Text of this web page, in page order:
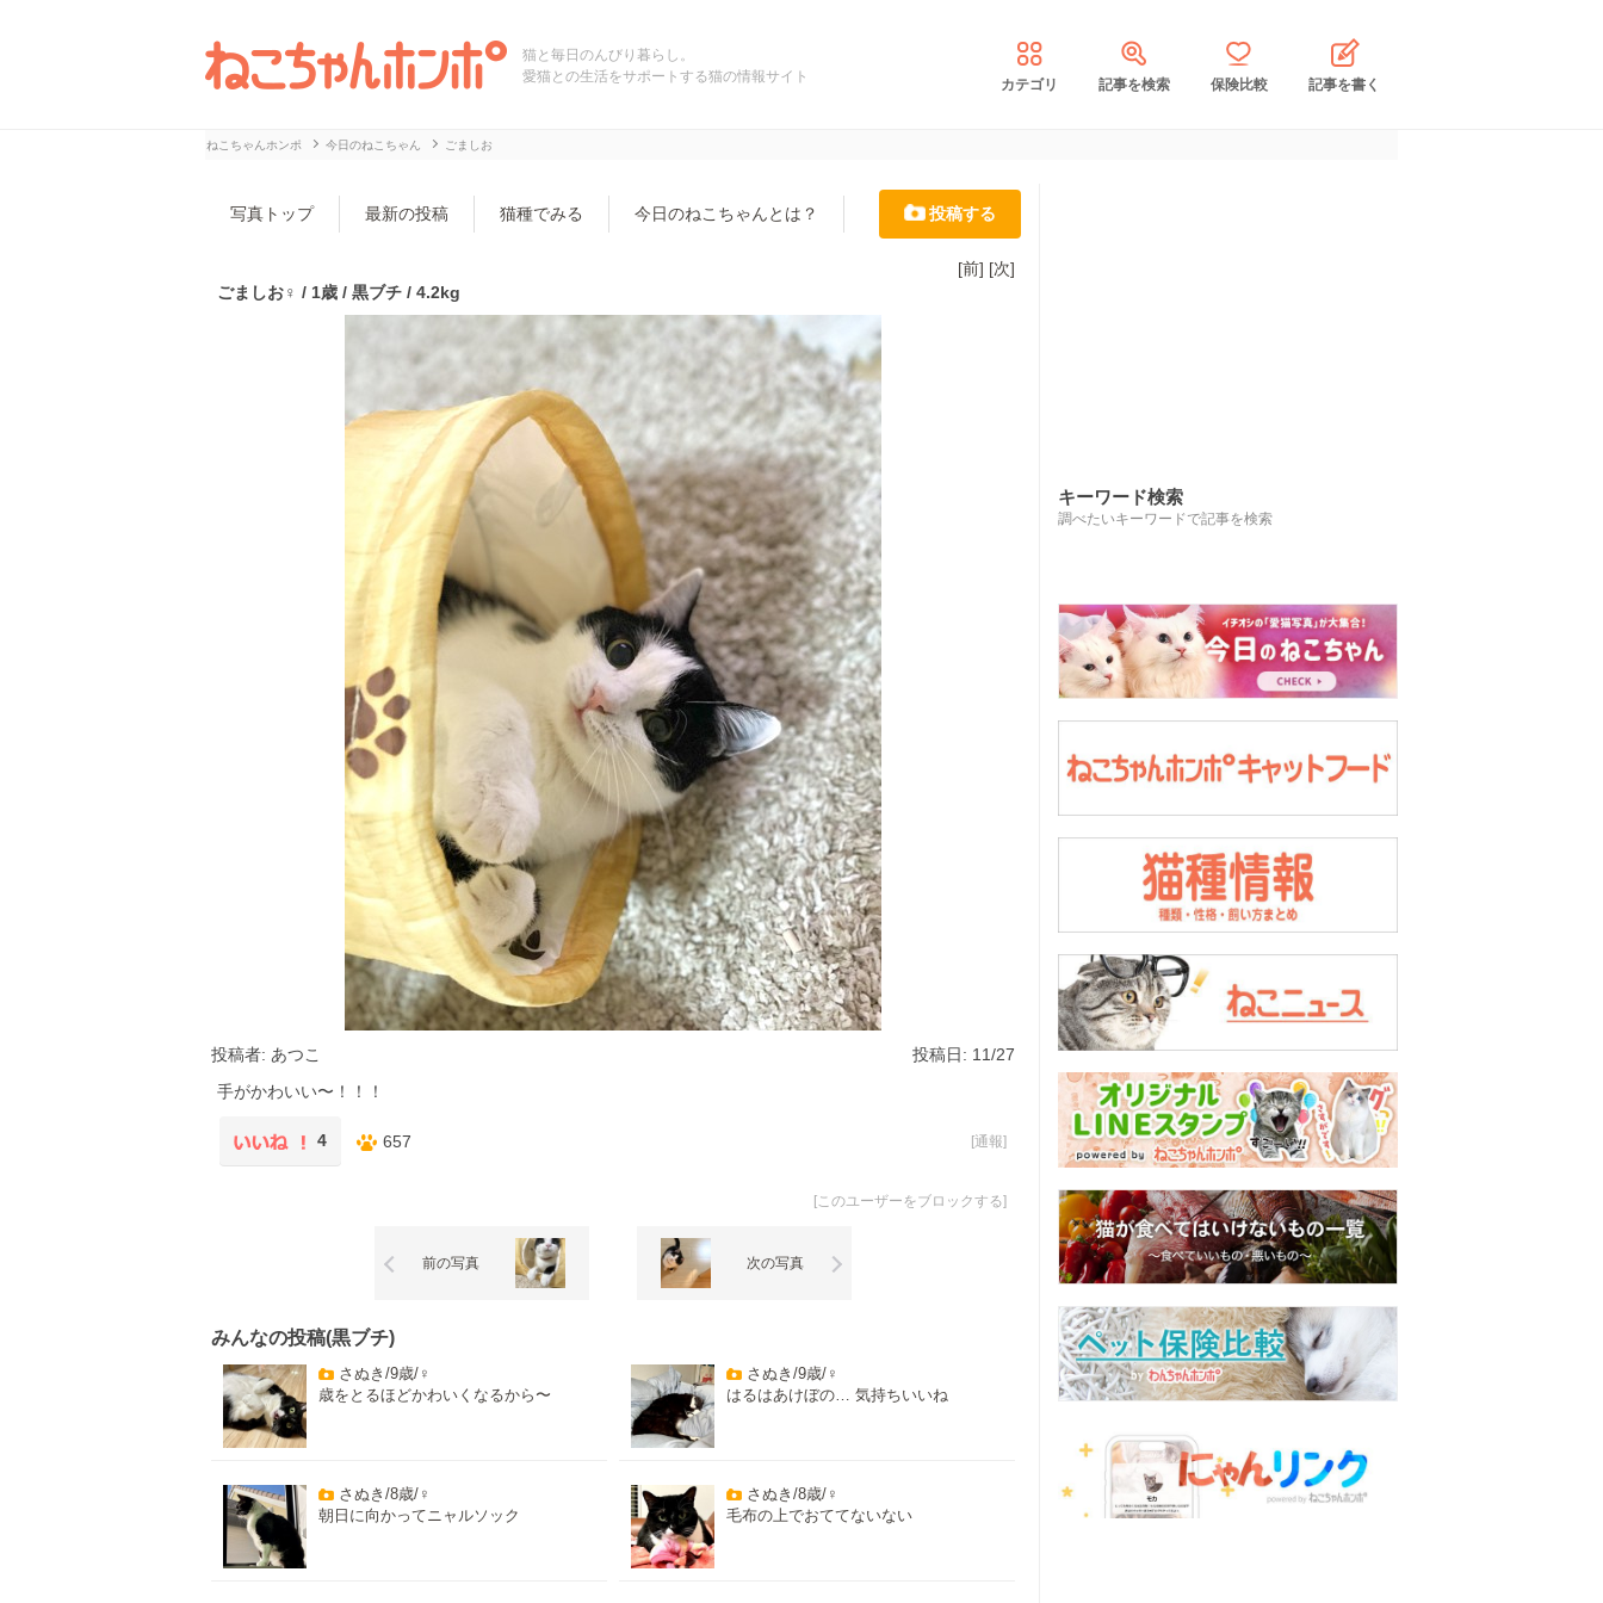
猫と毎日のんびり暮らし。
愛猫との生活をサポートする猫の情報サイト
カテゴリ 記事を検索 保険比較 記事を書く
ねこちゃんホンポ 今日のねこちゃん ごましお
写真トップ 最新の投稿 猫種でみる 今日のねこちゃんとは？ 投稿する
[前] [次]
ごましお♀ / 1歳 / 黒ブチ / 4.2kg
投稿者: あつこ
投稿日: 11/27
手がかわいい〜！！！
4 657 [通報]
[このユーザーをブロックする]
前の写真 次の写真
みんなの投稿(黒ブチ)
さぬき/9歳/♀
歳をとるほどかわいくなるから〜
さぬき/9歳/♀
はるはあけぼの… 気持ちいいね
さぬき/8歳/♀
朝日に向かってニャルソック
さぬき/8歳/♀
毛布の上でおててないない
キーワード検索
調べたいキーワードで記事を検索